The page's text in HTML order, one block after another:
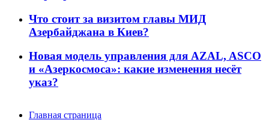
Что стоит за визитом главы МИД
Азербайджана в Киев?
Новая модель управления для AZAL, ASCO
и «Азеркосмоса»: какие изменения несёт
указ?
Главная страница